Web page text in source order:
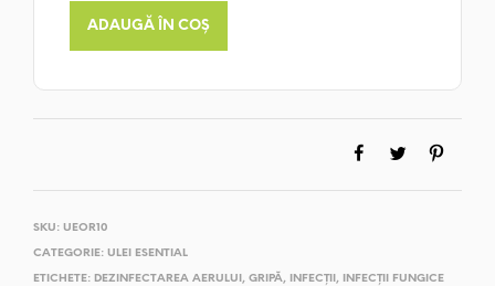
ADAUGĂ ÎN COȘ
SKU: UEOR10
CATEGORIE: ULEI ESENTIAL
ETICHETE: DEZINFECTAREA AERULUI , GRIPĂ, INFECȚII , INFECȚII FUNGICE